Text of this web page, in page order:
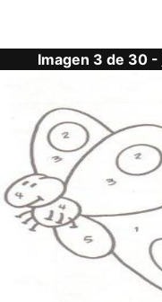
Imagen 3 de 30 -